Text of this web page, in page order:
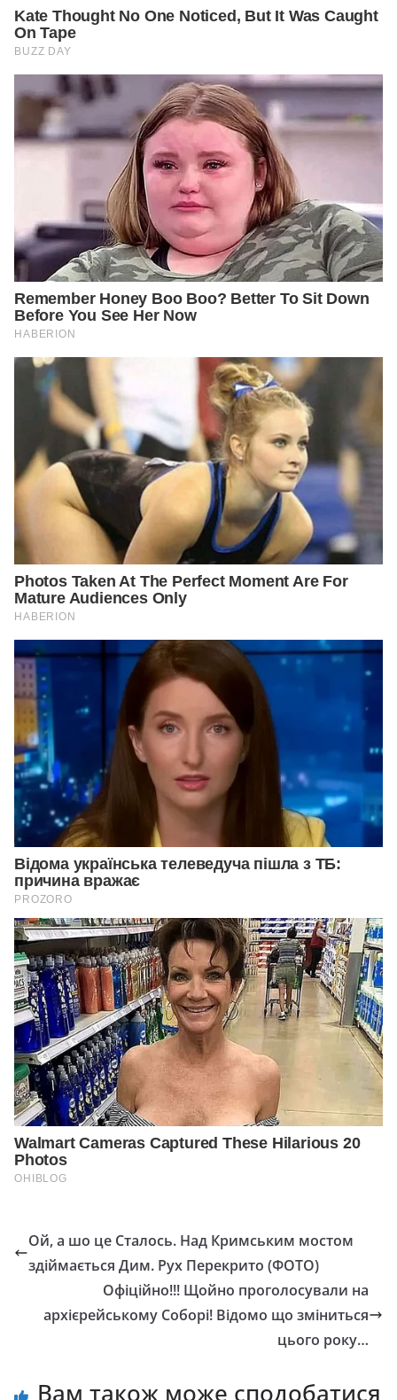
Ой, а шо це Сталось. Над Кримським мостом
здіймається Дим. Рух Перекрито (ФОТО)
Офіційно!!! Щойно проголосували на
архієрейському Соборі! Відомо що зміниться
цього року…
Вам також може сподобатися